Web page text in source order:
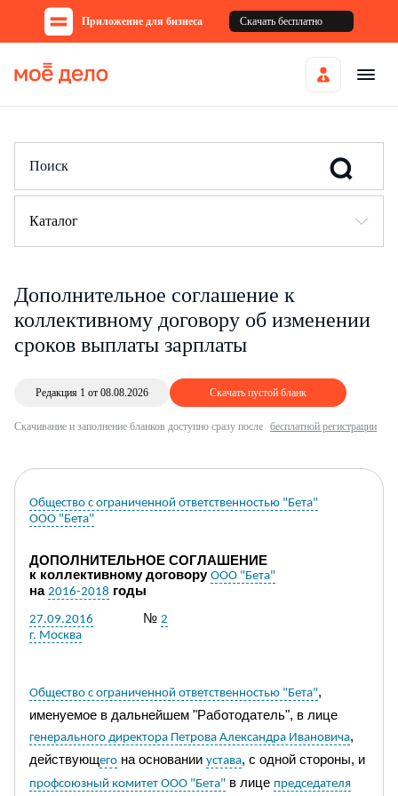
Приложение для бизнеса Скачать бесплатно
Каталог
Дополнительное соглашение к
коллективному договору об изменении
сроков выплаты зарплаты
Редакция 1 от 08.08.2026 Скачать пустой бланк
Скачивание и заполнение бланков доступно сразу после бесплатной регистрации
Общество с ограниченной ответственностью "Бета"
ООО "Бета"
ДОПОЛНИТЕЛЬНОЕ СОГЛАШЕНИЕ
к коллективномудоговору ООО "Бета"
на 2016-2018 годы
27.09.2016 № 2
г. Москва
Общество с ограниченной ответственностью "Бета",
именуемое в дальнейшем "Работодатель", в лице
генерального директора Петрова Александра Ивановича,
действующего на основании устава, с одной стороны, и
профсоюзный комитет ООО "Бета" в лице председателя